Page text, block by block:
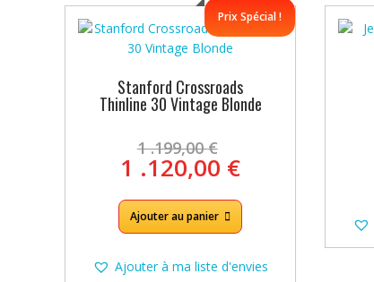
récent
au
Prix Spécial !
Stanford Crossroads
Thinline 30 Vintage Blonde
1 .199,00€ prix
initial
était :
1
.199,00 €.
1 .120,00 €Le
actuel
est :
.120,00 €.
Ajouter au panier
Ajouter à ma liste d'envies